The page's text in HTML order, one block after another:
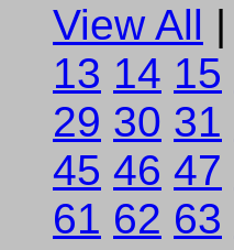
View All |
13 14 15
29 30 31
45 46 47
61 62 63